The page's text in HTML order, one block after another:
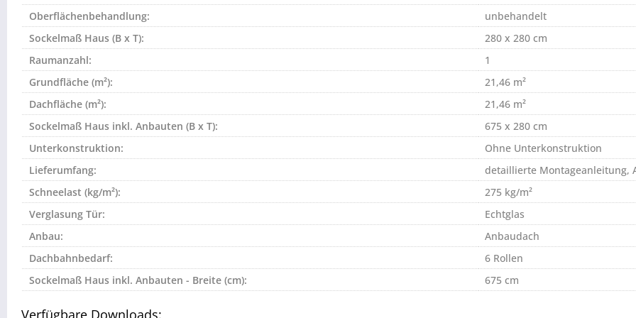
Oberflächenbehandlung:
unbehandelt
Sockelmaß Haus (B x T):
280 x 280 cm
Raumanzahl:
1
Grundfläche (m²):
21,46 m²
Dachfläche (m²):
21,46 m²
Sockelmaß Haus inkl. Anbauten (B x T):
675 x 280 cm
Unterkonstruktion:
Ohne Unterkonstruktion
Lieferumfang:
detaillierte Montageanleitung,
Schneelast (kg/m²):
275 kg/m²
Verglasung Tür:
Echtglas
Anbau:
Anbaudach
Dachbahnbedarf:
6 Rollen
Sockelmaß Haus inkl. Anbauten - Breite (cm):
675 cm
Verfügbare Downloads: